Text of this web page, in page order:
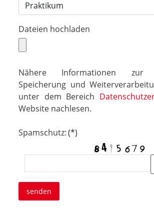
Dateien hochladen
Nähere Informationen zur
Speicherung und
unter dem Bereich
Website nachlesen.
Spamschutz:(*)
senden